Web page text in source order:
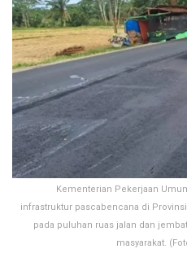
Kementerian Pekerjaan
infrastruktur pascabencana di
pada puluhan ruas jalan dan
masyarakat.